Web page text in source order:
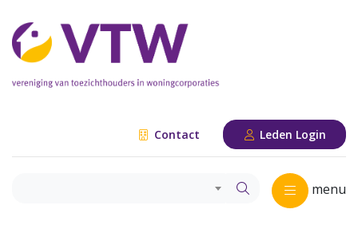
Contact Leden Login
menu